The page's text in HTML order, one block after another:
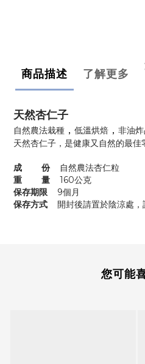
商品描述 了解更多
天然杏仁子
自然農法栽種 ， 低溫烘焙 ， 非油
天然杏仁子，是健康又自然的最佳
成 份自然農法杏仁粒
重 量 160公克
保存期限
9個月
保存方式 開封後請置於陰涼處，
您可能